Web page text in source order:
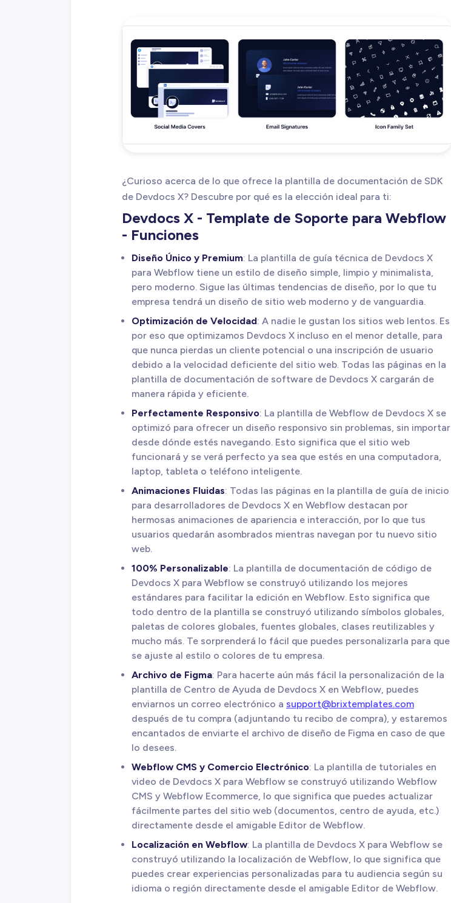
¿Curioso acerca de lo que ofrece la plantilla de documentación de SDK
de Devdocs X? Descubre por qué es la elección ideal para ti:
Devdocs X - Template de Soporte para Webflow
- Funciones
Diseño Único y Premium: La plantilla de guía técnica de Devdocs X
para Webflow tiene un estilo de diseño simple, limpio y minimalista,
pero moderno. Sigue las últimas tendencias de diseño, por lo que tu
empresa tendrá un diseño de sitio web moderno y de vanguardia.
Optimización de Velocidad: A nadie le gustan los sitios web lentos. Es
por eso que optimizamos Devdocs X incluso en el menor detalle, para
que nunca pierdas un cliente potencial o una inscripción de usuario
debido a la velocidad deficiente del sitio web. Todas las páginas en la
plantilla de documentación de software de Devdocs X cargarán de
manera rápida y eficiente.
Perfectamente Responsivo: La plantilla de Webflow de Devdocs X se
optimizó para ofrecer un diseño responsivo sin problemas, sin importar
desde dónde estés navegando. Esto significa que el sitio web
funcionará y se verá perfecto ya sea que estés en una computadora,
laptop, tableta o teléfono inteligente.
Animaciones Fluidas: Todas las páginas en la plantilla de guía de inicio
para desarrolladores de Devdocs X en Webflow destacan por
hermosas animaciones de apariencia e interacción, por lo que tus
usuarios quedarán asombrados mientras navegan por tu nuevo sitio
web.
100% Personalizable: La plantilla de documentación de código de
Devdocs X para Webflow se construyó utilizando los mejores
estándares para facilitar la edición en Webflow. Esto significa que
todo dentro de la plantilla se construyó utilizando símbolos globales,
paletas de colores globales, fuentes globales, clases reutilizables y
mucho más. Te sorprenderá lo fácil que puedes personalizarla para que
se ajuste al estilo o colores de tu empresa.
Archivo de Figma: Para hacerte aún más fácil la personalización de la
plantilla de Centro de Ayuda de Devdocs X en Webflow, puedes
enviarnos un correo electrónico a support@brixtemplates.com
después de tu compra (adjuntando tu recibo de compra), y estaremos
encantados de enviarte el archivo de diseño de Figma en caso de que
lo desees.
Webflow CMS y Comercio Electrónico: La plantilla de tutoriales en
video de Devdocs X para Webflow se construyó utilizando Webflow
CMS y Webflow Ecommerce, lo que significa que puedes actualizar
fácilmente partes del sitio web (documentos, centro de ayuda, etc.)
directamente desde el amigable Editor de Webflow.
Localización en Webflow: La plantilla de Devdocs X para Webflow se
construyó utilizando la localización de Webflow, lo que significa que
puedes crear experiencias personalizadas para tu audiencia según su
idioma o región directamente desde el amigable Editor de Webflow.